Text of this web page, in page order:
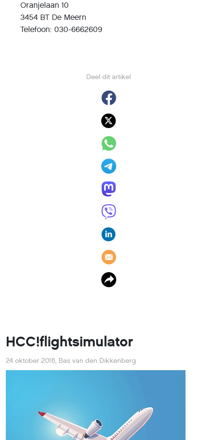
Deel dit artikel
Oranjelaan 10
3454 BT De Meern
Telefoon: 030-6662609
HCC!flightsimulator
24 oktober 2016, Bas van den Dikkenberg